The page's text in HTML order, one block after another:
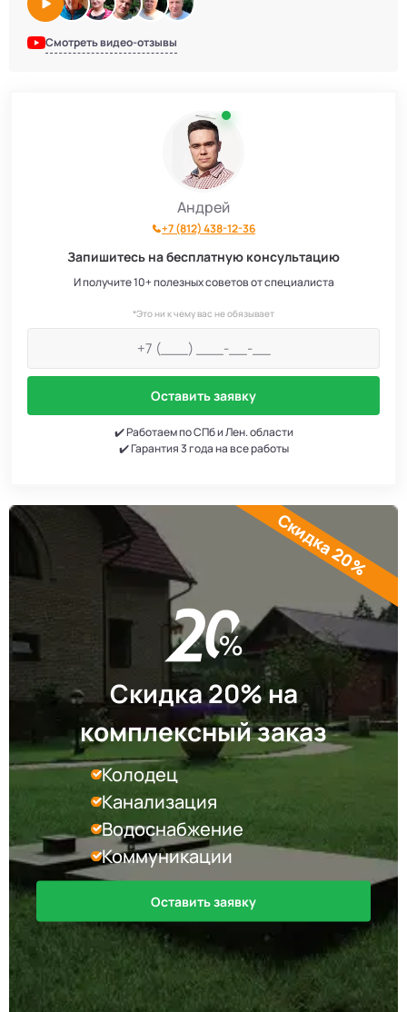
Смотреть видео-отзывы
Андрей
+7 (812) 438-12-36
Запишитесь на бесплатную консультацию
И получите 10+ полезных советов от специалиста
*Это ни к чему вас не обязывает
Оставить заявку
✔️ Работаем по СПб и Лен. области
✔️ Гарантия 3 года на все работы
Скидка 20% на
комплексный заказ
Колодец
Канализация
Водоснабжение
Коммуникации
Оставить заявку
Скидка 20%